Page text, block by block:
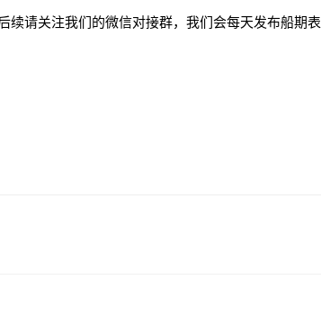
续请关注我们的微信对接群，我们会每天发布船期表